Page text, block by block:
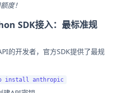
度！
SDK接入：最标准规
的开发者，官方SDK提供了最规
install anthropic